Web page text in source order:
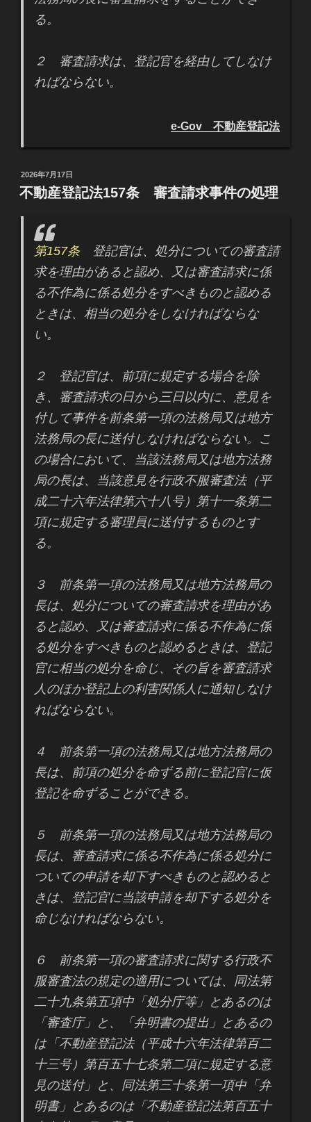
る。
２ 審査請求は、登記官を経由してしなけ
ればならない。
e-Gov 不動産登記法
投
稿
日:
2026年7月17日
不動産登記法157条 審査請求事件の処理
第157条登記官は、処分についての審査請
求を理由があると認め、又は審査請求に係
る不作為に係る処分をすべきものと認める
ときは、相当の処分をしなければならな
い。
２ 登記官は、前項に規定する場合を除
き、審査請求の日から三日以内に、意見を
付して事件を前条第一項の法務局又は地方
法務局の長に送付しなければならない。こ
の場合において、当該法務局又は地方法務
局の長は、当該意見を行政不服審査法（平
成二十六年法律第六十八号）第十一条第二
項に規定する審理員に送付するものとす
る。
３ 前条第一項の法務局又は地方法務局の
長は、処分についての審査請求を理由があ
ると認め、又は審査請求に係る不作為に係
る処分をすべきものと認めるときは、登記
官に相当の処分を命じ、その旨を審査請求
人のほか登記上の利害関係人に通知しなけ
ればならない。
４ 前条第一項の法務局又は地方法務局の
長は、前項の処分を命ずる前に登記官に仮
登記を命ずることができる。
５ 前条第一項の法務局又は地方法務局の
長は、審査請求に係る不作為に係る処分に
ついての申請を却下すべきものと認めると
きは、登記官に当該申請を却下する処分を
命じなければならない。
６ 前条第一項の審査請求に関する行政不
服審査法の規定の適用については、同法第
二十九条第五項中「処分庁等」とあるのは
「審査庁」と、「弁明書の提出」とあるの
は「不動産登記法（平成十六年法律第百二
十三号）第百五十七条第二項に規定する意
見の送付」と、同法第三十条第一項中「弁
明書」とあるのは「不動産登記法第百五十